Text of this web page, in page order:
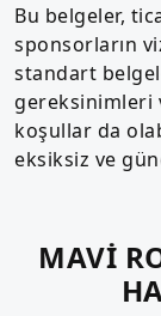
Bu belgeler,
sponsorların
standart
gereksinimleri
koşullar da
eksiksiz ve
MAVİ